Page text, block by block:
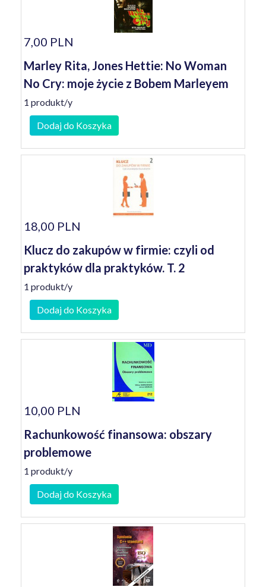
7,00 PLN
Marley Rita, Jones Hettie: No Woman
No Cry: moje życie z Bobem Marleyem
1 produkt/y
Dodaj do Koszyka
18,00 PLN
Klucz do zakupów w firmie: czyli od
praktyków dla praktyków. T. 2
1 produkt/y
Dodaj do Koszyka
10,00 PLN
Rachunkowość finansowa: obszary
problemowe
1 produkt/y
Dodaj do Koszyka